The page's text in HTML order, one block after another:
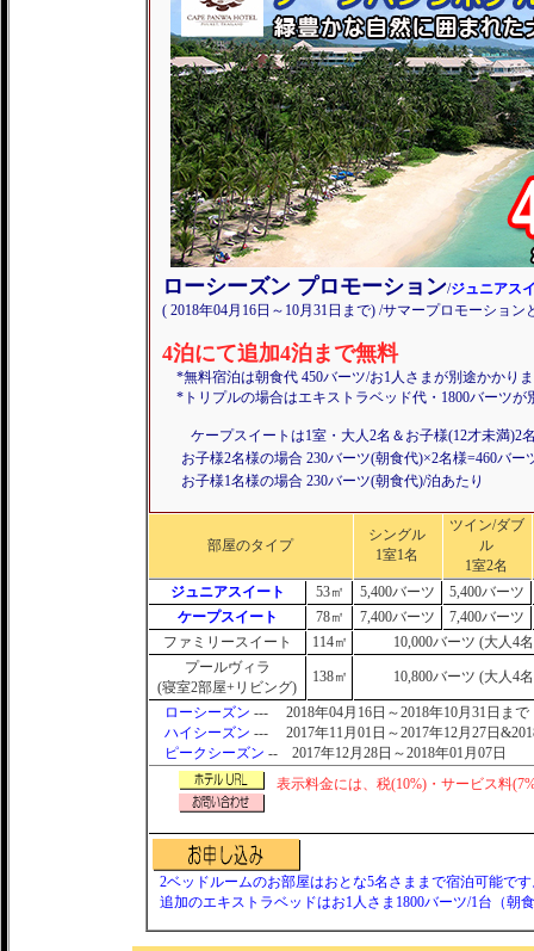
ローシーズン プロモーション/ジュニアス
( 2018年04月16日～10月31日まで) /サマープロモーション
4泊にて追加4泊まで無料
*無料宿泊は朝食代 450バーツ/お1人さまが別途かかり
*トリプルの場合はエキストラベッド代・1800バーツが
ケープスイートは1室・大人2名＆お子様(12才未満)2
お子様2名様の場合 230バーツ(朝食代)×2名様=460バー
お子様1名様の場合 230バーツ(朝食代)/泊あたり
部屋のタイプ
シングル
1室1名
ツイン/ダブ
ル
1室2名
ジュニアスイート
53㎡ 5,400バーツ
5,400バーツ
ケープスイート
78㎡ 7,400バーツ
7,400バーツ
ファミリースイート
114㎡
10,000バーツ (大人4
プールヴィラ
(寝室2部屋+リビング)
138㎡ 10,800バーツ (大人4
ローシーズン --- 2018年04月16日～2018年10月31日まで
ハイシーズン --- 2017年11月01日～2017年12月27日
ピークシーズン -- 2017年12月28日～2018年01月07日
表示料金には、税(10%)・サービス料
2ベッドルームのお部屋はおとな5名さままで宿泊可能で
追加のエキストラベッドはお1人さま1800バーツ/1台（朝